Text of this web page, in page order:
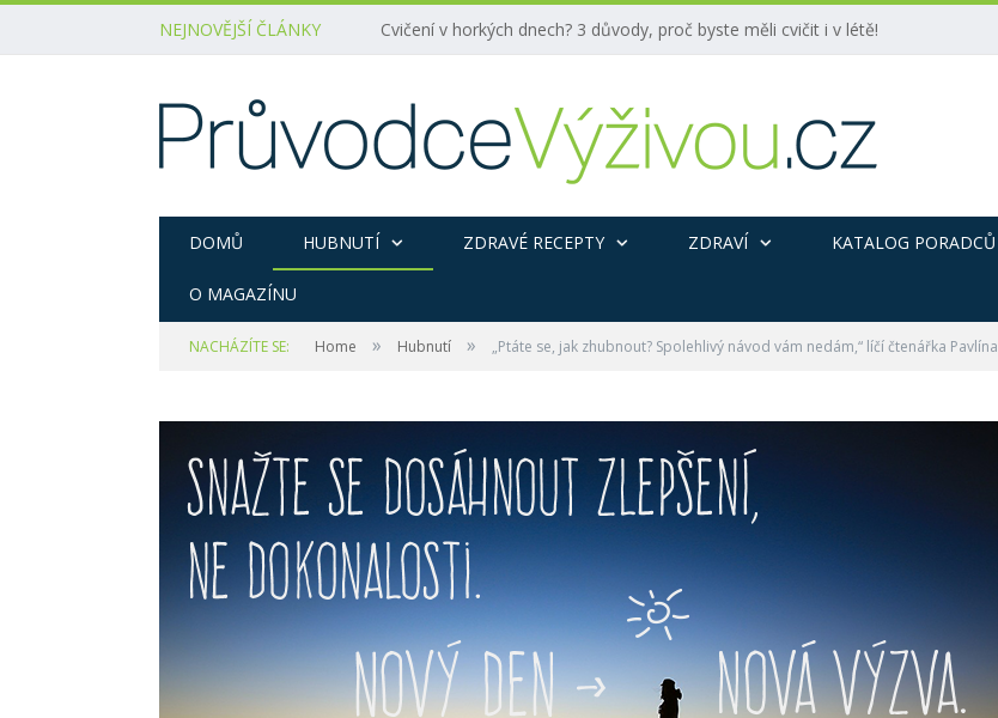
NEJNOVĚJŠÍ ČLÁNKY Cvičení v horkých dnech? 3 důvody, proč byste měli cvičit i v létě!
DOMŮ HUBNUTÍ ZDRAVÉ RECEPTY ZDRAVÍ KATALOG PORADCŮ
O MAGAZÍNU
NACHÁZÍTE SE: Home » Hubnutí » „Ptáte se, jak zhubnout? Spolehlivý návod vám nedám,“ líčí čtenářka Pavlína